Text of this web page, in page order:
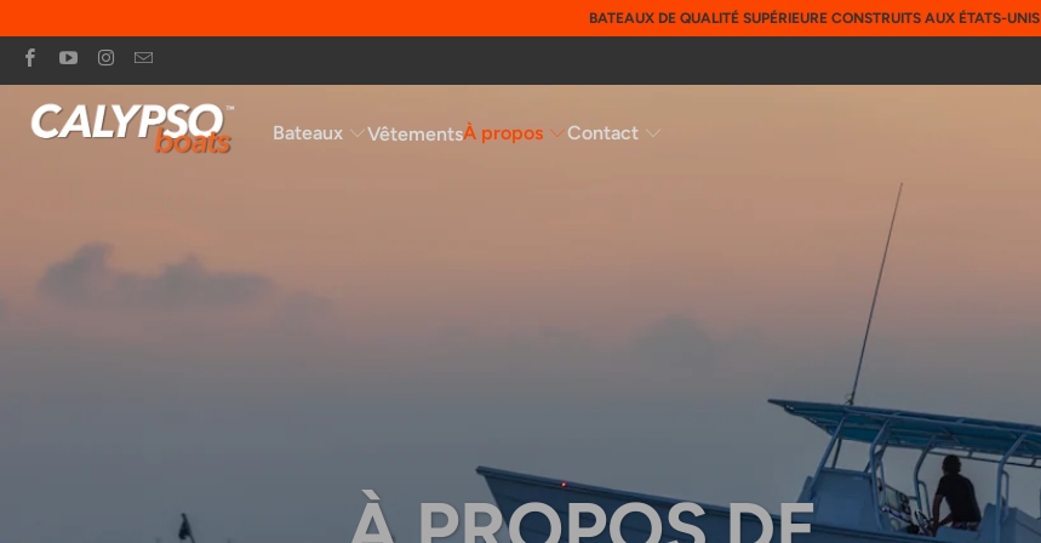
BATEAUX DE QUALITÉ SUPÉRIEURE CONSTRUITS AUX ÉTATS-UNIS
Bateaux VêtementsÀ propos Contact